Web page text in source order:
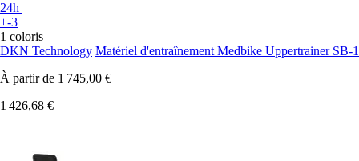
24h
+-3
1 coloris
DKN Technology Matériel d'entraînement Medbike Uppertrainer SB-1
À partir de 1 745,00 €
1 426,68 €